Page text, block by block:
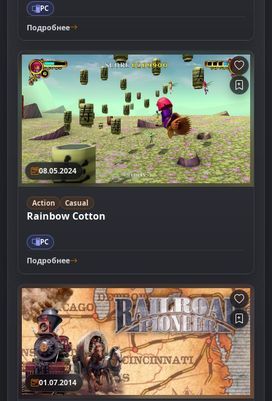
PC
Подробнее
08.05.2024
Action Casual
Rainbow Cotton
PC
Подробнее
01.07.2014